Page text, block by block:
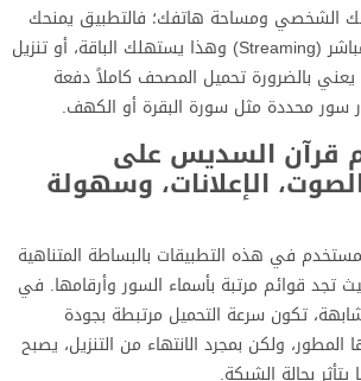
الشخصي ومساحة هاتفك؛ فالتطبيق يمنحك
خيارين: إما الاستماع المباشر (Streaming) وهذا يستهلك الباقة، أو تنزيل
يعني بالضرورة تحميل المصحف كاملاً دفعة
سور محددة مثل سورة البقرة أو الكهف.
قرآن السديس على
الإعلانات، وسهولة
في هذه التطبيقات بالبساطة المتناهية
تجد قوائم مرتبة بأسماء السور وأرقامها. في
تكون سرعة التحميل مرتبطة بجودة
ولكن بمجرد الانتهاء من التنزيل، يصبح
بحالة الشبكة.